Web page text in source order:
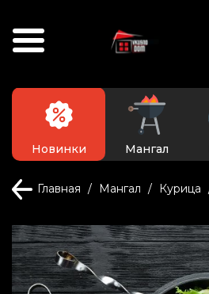
Новинки Мангал
Главная Мангал Курица